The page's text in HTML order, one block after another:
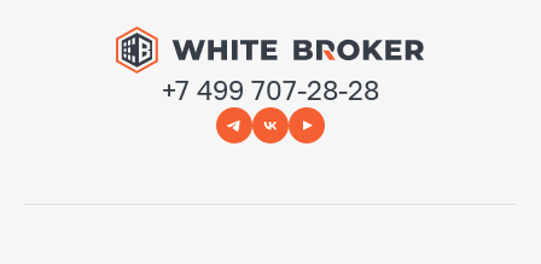
+7 499 707-28-28